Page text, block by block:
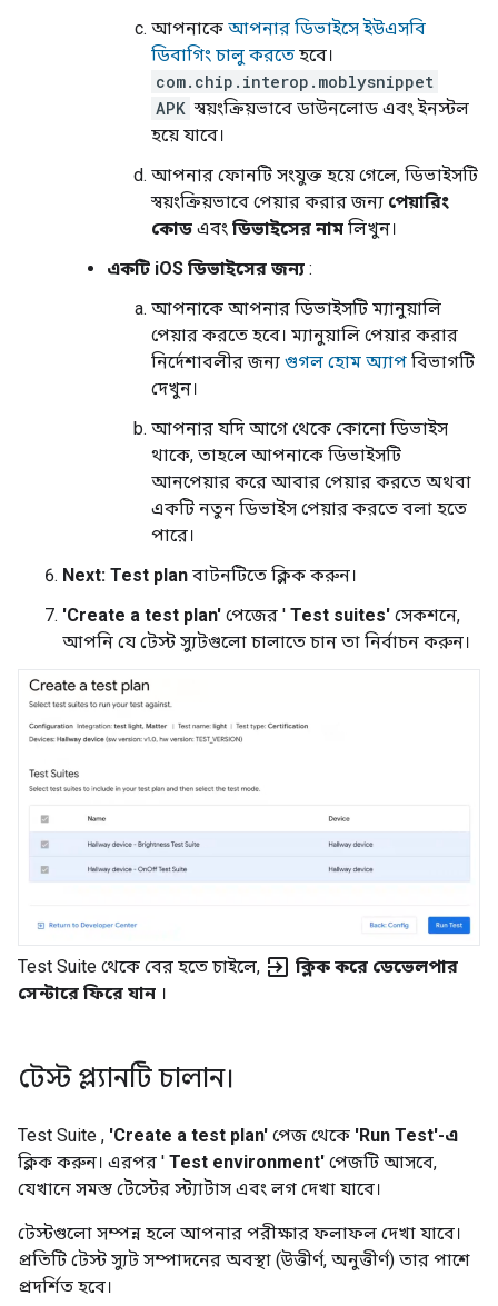
আপনাকে আপনার ডিভাইসে ইউএসবি
ডিবাগিং চালু করতে হবে।
com.chip.interop.moblysnippet
APK স্বয়ংক্রিয়ভাবে ডাউনলোড এবং ইনস্টল
হয়ে যাবে।
আপনার ফোনটি সংযুক্ত হয়ে গেলে, ডিভাইসটি
স্বয়ংক্রিয়ভাবে পেয়ার করার জন্য পেয়ারিং
কোড এবং ডিভাইসের নাম লিখুন।
একটি iOS ডিভাইসের জন্য :
আপনাকে আপনার ডিভাইসটি ম্যানুয়ালি
পেয়ার করতে হবে। ম্যানুয়ালি পেয়ার করার
নির্দেশাবলীর জন্য গুগল হোম অ্যাপ বিভাগটি
দেখুন।
আপনার যদি আগে থেকে কোনো ডিভাইস
থাকে, তাহলে আপনাকে ডিভাইসটি
আনপেয়ার করে আবার পেয়ার করতে অথবা
একটি নতুন ডিভাইস পেয়ার করতে বলা হতে
পারে।
Next: Test plan বাটনটিতে ক্লিক করুন।
'Create a test plan' পেজের ' Test suites' সেকশনে,
আপনি যে টেস্ট স্যুটগুলো চালাতে চান তা নির্বাচন করুন।
Test Suite থেকে বের হতে চাইলে, exit_to_app ক্লিক করে ডেভেলপার
সেন্টারে ফিরে যান ।
টেস্ট প্ল্যানটি চালান।
Test Suite , 'Create a test plan' পেজ থেকে 'Run Test'-এ
ক্লিক করুন। এরপর ' Test environment' পেজটি আসবে,
যেখানে সমস্ত টেস্টের স্ট্যাটাস এবং লগ দেখা যাবে।
টেস্টগুলো সম্পন্ন হলে আপনার পরীক্ষার ফলাফল দেখা যাবে।
প্রতিটি টেস্ট স্যুট সম্পাদনের অবস্থা (উত্তীর্ণ, অনুত্তীর্ণ) তার পাশে
প্রদর্শিত হবে।